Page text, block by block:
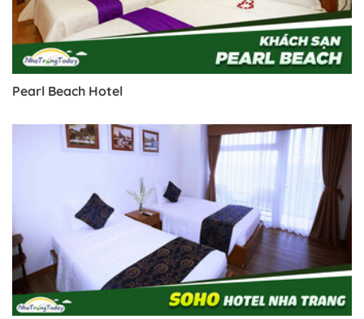
Trở về trang trước đó
Pearl Beach Hotel